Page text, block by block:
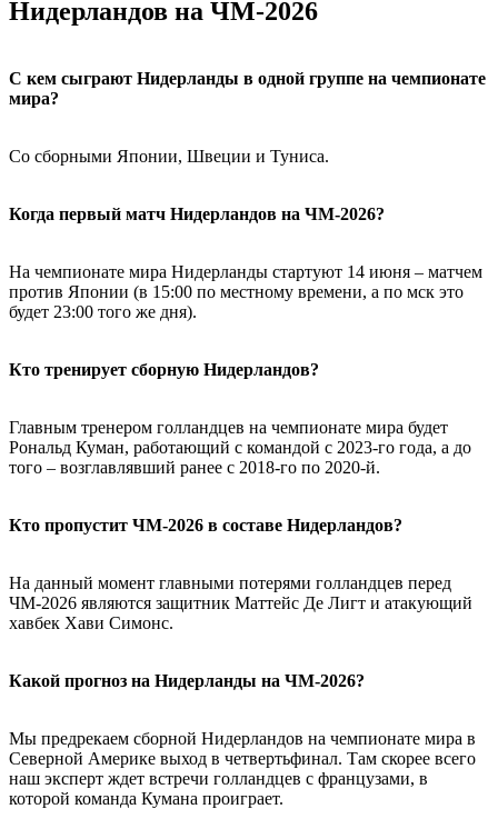
Нидерландов на ЧМ-2026
С кем сыграют Нидерланды в одной группе на чемпионате
мира?
Со сборными Японии, Швеции и Туниса.
Когда первый матч Нидерландов на ЧМ-2026?
На чемпионате мира Нидерланды стартуют 14 июня – матчем
против Японии (в 15:00 по местному времени, а по мск это
будет 23:00 того же дня).
Кто тренирует сборную Нидерландов?
Главным тренером голландцев на чемпионате мира будет
Рональд Куман, работающий с командой с 2023-го года, а до
того – возглавлявший ранее с 2018-го по 2020-й.
Кто пропустит ЧМ-2026 в составе Нидерландов?
На данный момент главными потерями голландцев перед
ЧМ-2026 являются защитник Маттейс Де Лигт и атакующий
хавбек Хави Симонс.
Какой прогноз на Нидерланды на ЧМ-2026?
Мы предрекаем сборной Нидерландов на чемпионате мира в
Северной Америке выход в четвертьфинал. Там скорее всего
наш эксперт ждет встречи голландцев с французами, в
которой команда Кумана проиграет.